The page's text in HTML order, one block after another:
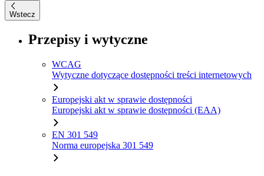
Wstecz
Przepisy i wytyczne
WCAG
Wytyczne dotyczące dostępności treści internetowych
Europejski akt w sprawie dostępności
Europejski akt w sprawie dostępności (EAA)
EN 301 549
Norma europejska 301 549